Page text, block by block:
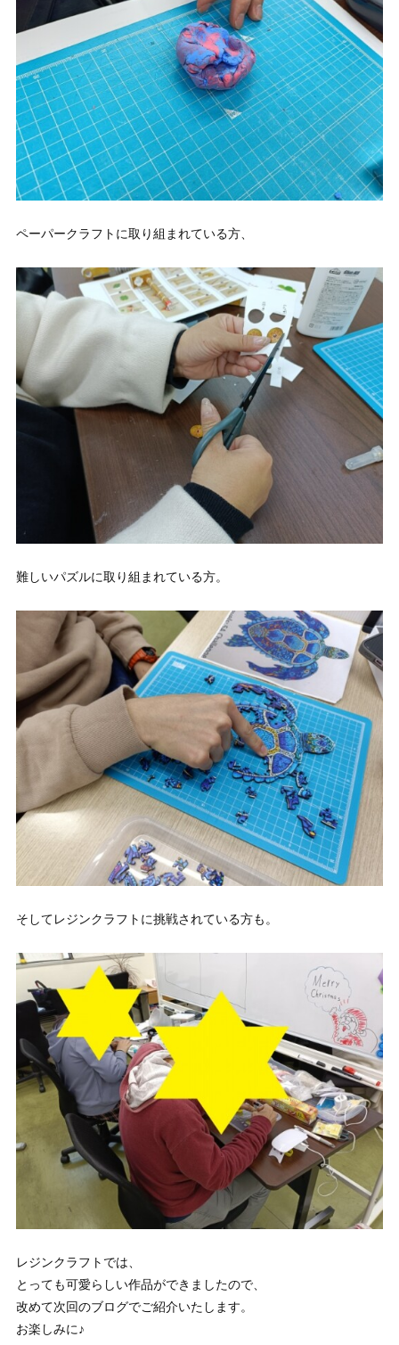
ペーパークラフトに取り組まれている方、
難しいパズルに取り組まれている方。
そしてレジンクラフトに挑戦されている方も。
レジンクラフトでは、
とっても可愛らしい作品ができましたので、
改めて次回のブログでご紹介いたします。
お楽しみに♪